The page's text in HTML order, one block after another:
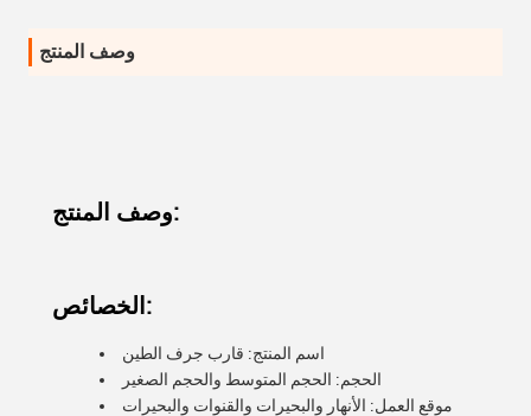
وصف المنتج
وصف المنتج:
الخصائص:
اسم المنتج: قارب جرف الطين
الحجم: الحجم المتوسط والحجم الصغير
موقع العمل: الأنهار والبحيرات والقنوات والبحيرات